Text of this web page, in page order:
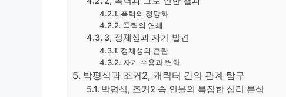
폭력의 정당화
폭력의 연쇄
3, 정체성과 자기 발견
정체성의 혼란
자기 수용과 변화
박평식과 조커2, 캐릭터 간의 관계 탐구
박평식, 조커2 속 인물의 복잡한 심리 분석